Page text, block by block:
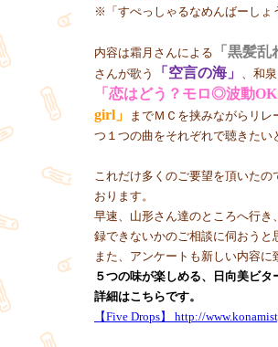
※「すぺっしゃるなめんばーし
内容は霜月さんによる 「黒髪
さんが歌う 「空言の海」 、和
「恋はどう？モロ◎波動
girl」
までＭＣを挟みながらリ
つ１つの曲をそれぞれで聴きた
これだけ多くのご要望を頂いた
おります。
早速、山形さん達のところへ行き
録できないかのご相談に伺おうと
また、アンケートも新しい内容
５つの味が楽しめる、日向美ビ
詳細はこちらです。
【Five Drops】 http://